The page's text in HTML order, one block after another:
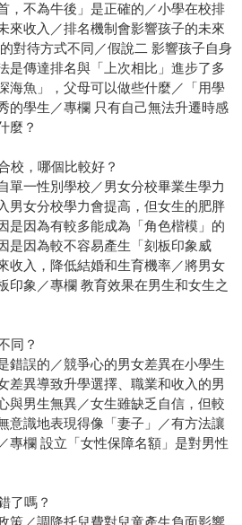
，不為牛後」是正確的／小學在校排
來收入／排名機制會影響孩子的未來
對待方式不同／假說二 影響孩子自身
是傳達排名與「上次相比」進步了多
海魚」，父母可以做些什麼／「用學
的學生／專欄 只有自己無法升遷時感
麼？
，哪個比較好？
單一性別學校／男女分校畢業生學力
男女分校學力會提高，但女生的肥胖
是因為有較多能成為「角色楷模」的
是因為較不容易產生「刻板印象威
收入，降低結婚和生育機率／將男女
印象／專欄 教育效果在男生和女生之
同？
錯誤的／競爭心的男女差異在小學生
差異導致升學選擇、職業和收入的男
與男生無異／女生雖缺乏自信，但較
意識地表現得像「妻子」／有方法讓
專欄 設立「女性保障名額」是對男性
了嗎？
策／調降托兒費對兒童產生負面影響